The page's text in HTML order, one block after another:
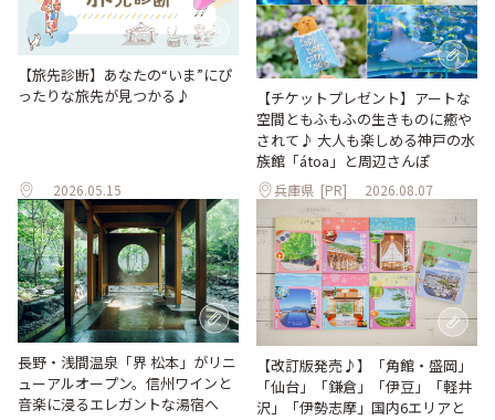
【旅先診断】あなたの“いま”にぴ
ったりな旅先が見つかる♪
2026.05.15
【チケットプレゼント】アートな
空間ともふもふの生きものに癒や
されて♪ 大人も楽しめる神戸の水
族館「átoa」と周辺さんぽ
兵庫県 [PR] 2026.08.07
長野・浅間温泉「界 松本」がリニ
ューアルオープン。信州ワインと
音楽に浸るエレガントな湯宿へ
【改訂版発売♪】「角館・盛岡」
「仙台」「鎌倉」「伊豆」「軽井
沢」「伊勢志摩」国内6エリアと